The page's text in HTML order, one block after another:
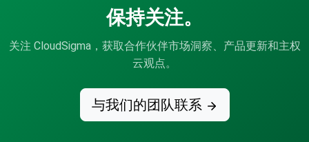
保持关注。
关注 CloudSigma，获取合作伙伴市场洞察、产品更新和主权
云观点。
与我们的团队联系